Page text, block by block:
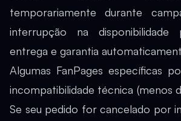
temporariamente durante
interrupção na disponibilidade
entrega e garantia
Algumas FanPages específicas
incompatibilidade técnica (menos
Se seu pedido for cancelado por